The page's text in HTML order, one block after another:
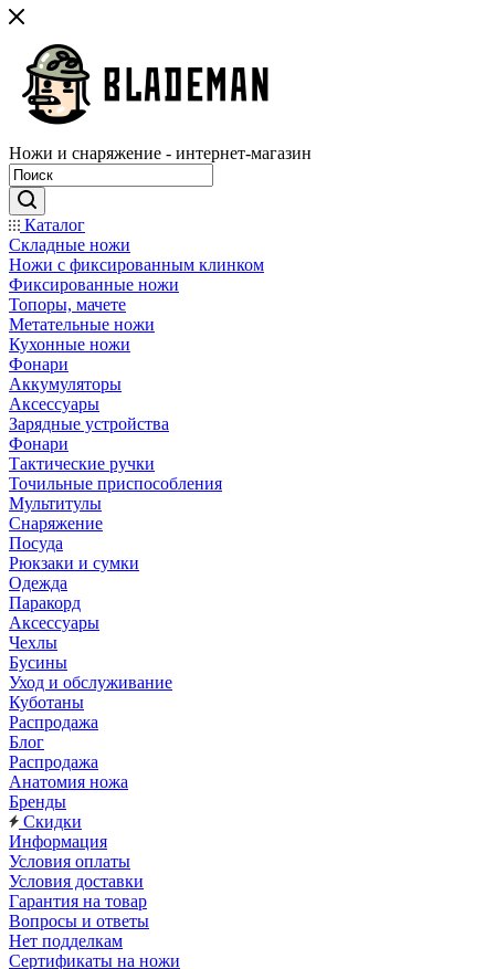
Ножи и снаряжение - интернет-магазин
Каталог
Складные ножи
Ножи с фиксированным клинком
Фиксированные ножи
Топоры, мачете
Метательные ножи
Кухонные ножи
Фонари
Аккумуляторы
Аксессуары
Зарядные устройства
Фонари
Тактические ручки
Точильные приспособления
Мультитулы
Снаряжение
Посуда
Рюкзаки и сумки
Одежда
Паракорд
Аксессуары
Чехлы
Бусины
Уход и обслуживание
Куботаны
Распродажа
Блог
Распродажа
Анатомия ножа
Бренды
Скидки
Информация
Условия оплаты
Условия доставки
Гарантия на товар
Вопросы и ответы
Нет подделкам
Сертификаты на ножи